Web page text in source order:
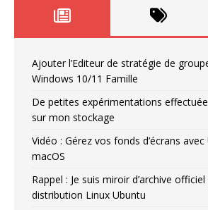
Ajouter l’Editeur de stratégie de
Windows 10/11 Famille
De petites expérimentations
sur mon stockage
Vidéo : Gérez vos fonds d’écrans
macOS
Rappel : Je suis miroir d’archive
distribution Linux Ubuntu